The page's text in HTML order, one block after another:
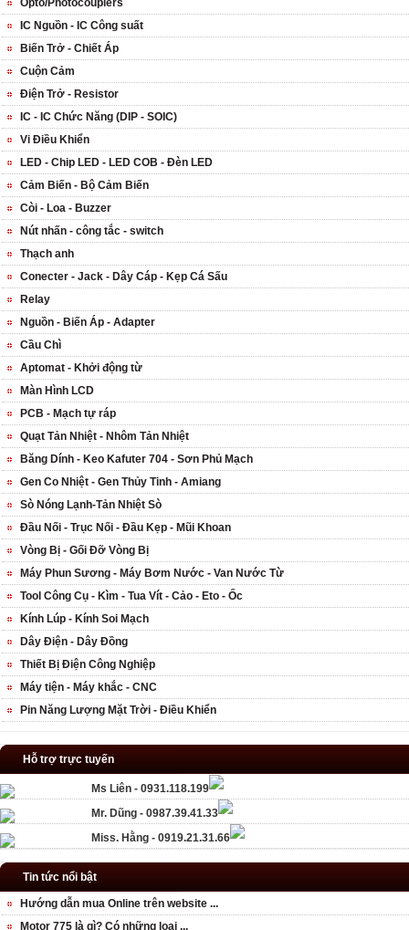
IC Nguồn - IC Công suất
Biến Trở - Chiết Áp
Cuộn Cảm
Điện Trở - Resistor
IC - IC Chức Năng (DIP - SOIC)
Vi Điều Khiển
LED - Chip LED - LED COB - Đèn LED
Cảm Biến - Bộ Cảm Biến
Còi - Loa - Buzzer
Nút nhấn - công tắc - switch
Thạch anh
Conecter - Jack - Dây Cáp - Kẹp Cá Sấu
Relay
Nguồn - Biến Áp - Adapter
Cầu Chì
Aptomat - Khởi động từ
Màn Hình LCD
PCB - Mạch tự ráp
Quạt Tản Nhiệt - Nhôm Tản Nhiệt
Băng Dính - Keo Kafuter 704 - Sơn Phủ Mạch
Gen Co Nhiệt - Gen Thủy Tinh - Amiang
Sò Nóng Lạnh-Tản Nhiệt Sò
Đầu Nối - Trục Nối - Đầu Kẹp - Mũi Khoan
Vòng Bị - Gối Đỡ Vòng Bị
Máy Phun Sương - Máy Bơm Nước - Van Nước Từ
Tool Công Cụ - Kìm - Tua Vít - Cảo - Eto - Ốc
Kính Lúp - Kính Soi Mạch
Dây Điện - Dây Đồng
Thiết Bị Điện Công Nghiệp
Máy tiện - Máy khắc - CNC
Pin Năng Lượng Mặt Trời - Điều Khiển
Hỗ trợ trực tuyến
Ms Liên - 0931.118.199
Mr. Dũng - 0987.39.41.33
Miss. Hằng - 0919.21.31.66
Tin tức nổi bật
Hướng dẫn mua Online trên website ...
Motor 775 là gì? Có những loại ...